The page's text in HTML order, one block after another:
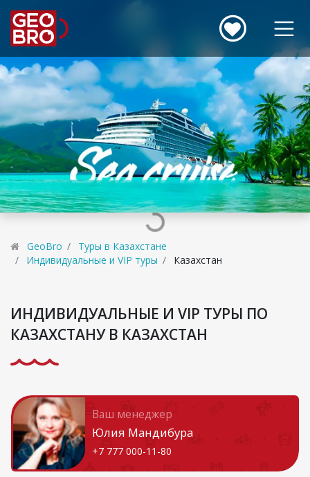
GeoBro
Туры в Казахстане
Индивидуальные и VIP туры
Казахстан
ИНДИВИДУАЛЬНЫЕ И VIP ТУРЫ ПО
КАЗАХСТАНУ В КАЗАХСТАН
Ваш менеджер
Юлия Мандибура
+7 777 000-11-80